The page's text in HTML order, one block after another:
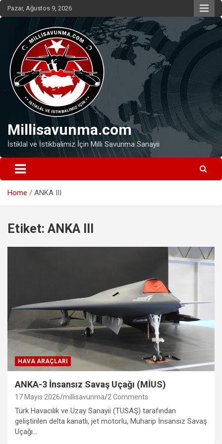
Skip
to
Pazar, Ağustos 9, 2026
Millisavunma.com
İstiklal ve İstikbalimiz İçin Milli Savunma Sanayii
Home ANKA III
Etiket: ANKA III
HAVA ARAÇLARI
ANKA-3 İnsansız Savaş Uçağı (MİUS)
17 Mayıs 2026 millisavunma 2 Comments
Türk Havacılık ve Uzay Sanayii (TUSAŞ) tarafından
geliştirilen delta kanatlı, jet motorlu, Muharip İnsansız Savaş
Uçağı…